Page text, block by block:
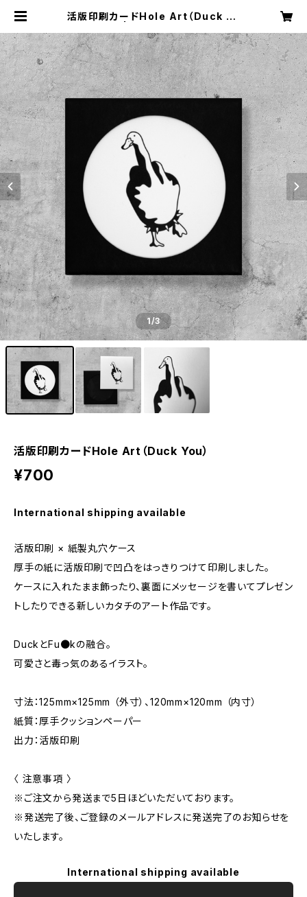
活版印刷カードHole Art（Duck Yo
1/3
活版印刷カードHole Art（Duck You）
¥700
International shipping available
活版印刷 × 紙製丸穴ケース
厚手の紙に活版印刷で凹凸をはっきりつけて印刷しました。
ケースに入れたまま飾ったり、裏面にメッセージを書いてプレゼン
トしたりできる新しいカタチのアート作品です。
DuckとFu●kの融合。
可愛さと毒っ気のあるイラスト。
寸法：125mm×125mm （外寸）、120mm×120mm （内寸）
紙質：厚手クッションペーパー
出力：活版印刷
〈 注意事項 〉
※ご注文から発送まで5日ほどいただいております。
※発送完了後、ご登録のメールアドレスに発送完了のお知らせを
いたします。
International shipping available